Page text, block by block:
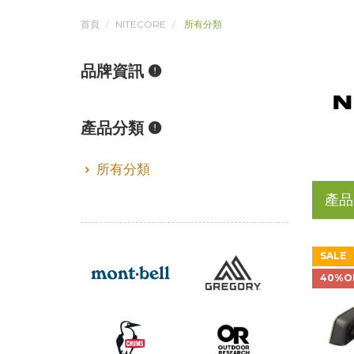
首頁 NITECORE 所有分類
產品
SALE
品牌資訊
產品分類
所有分類